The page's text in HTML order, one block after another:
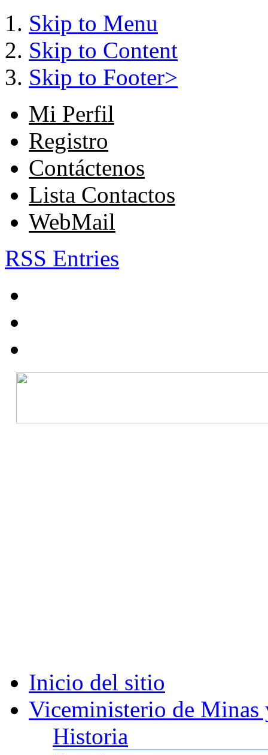
Skip to Menu
Skip to Content
Skip to Footer>
Mi Perfil
Registro
Contáctenos
Lista Contactos
WebMail
RSS Entries
Inicio del sitio
Viceministerio de Minas
Historia